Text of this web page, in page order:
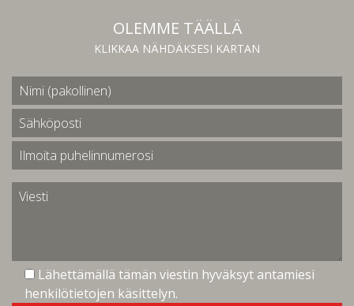
OLEMME TÄÄLLÄ
KLIKKAA NÄHDÄKSESI KARTAN
Lähettämällä tämän viestin hyväksyt antamiesi
henkilötietojen käsittelyn.